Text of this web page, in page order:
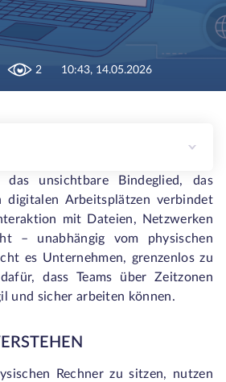
2 10:43, 14.05.2026
unsichtbare Bindeglied, das
digitalen Arbeitsplätzen verbindet
mit Dateien, Netzwerken
– unabhängig vom physischen
es Unternehmen, grenzenlos zu
dass Teams über Zeitzonen
und sicher arbeiten können.
Rechner zu sitzen, nutzen